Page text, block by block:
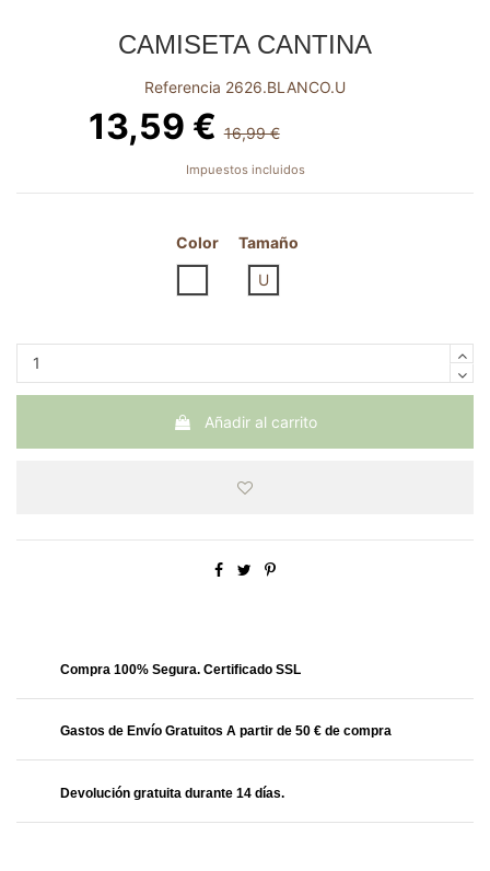
CAMISETA CANTINA
Referencia 2626.BLANCO.U
13,59 € 16,99 €
Impuestos incluidos
Color
Tamaño
U
Añadir al carrito
Compra 100% Segura. Certificado SSL
Gastos de Envío Gratuitos A partir de 50 € de compra
Devolución gratuita durante 14 días.